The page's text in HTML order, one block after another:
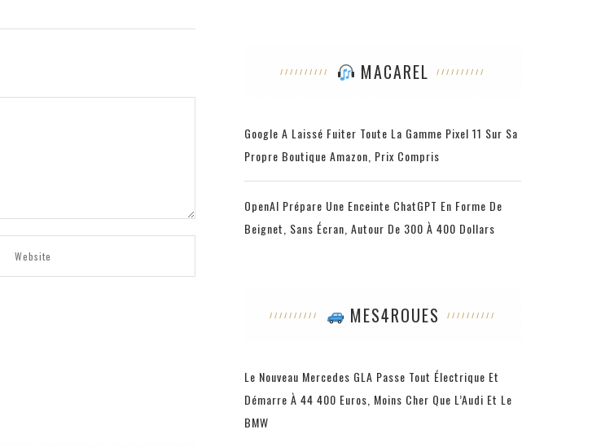
MACAREL
Google A Laissé Fuiter Toute La Gamme Pixel 11 Sur Sa
Propre Boutique Amazon, Prix Compris
OpenAI Prépare Une Enceinte ChatGPT En Forme De
Beignet, Sans Écran, Autour De 300 À 400 Dollars
MES4ROUES
Le Nouveau Mercedes GLA Passe Tout Électrique Et
Démarre À 44 400 Euros, Moins Cher Que L’Audi Et Le
BMW